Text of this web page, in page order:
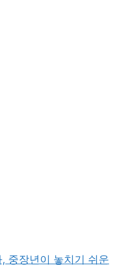
중장년이 놓치기 쉬운